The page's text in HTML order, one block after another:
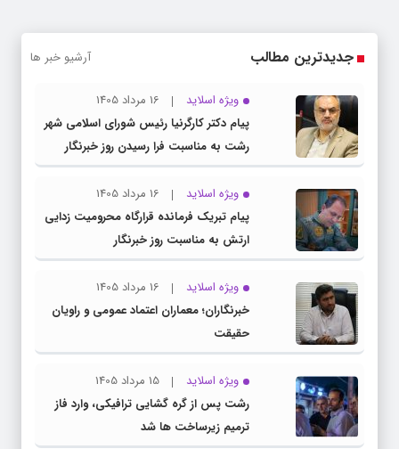
جدیدترین مطالب آرشیو خبر ها
ویژه اسلاید
16 مرداد 1405
پیام دکتر کارگرنیا رئیس شورای اسلامی شهر
رشت به مناسبت فرا رسیدن روز خبرنگار
ویژه اسلاید
16 مرداد 1405
پیام تبریک فرمانده قرارگاه محرومیت‌ زدایی
ارتش به مناسبت روز خبرنگار
ویژه اسلاید
16 مرداد 1405
خبرنگاران؛ معماران اعتماد عمومی و راویان
حقیقت
ویژه اسلاید
15 مرداد 1405
رشت پس از گره گشایی ترافیکی، وارد فاز
ترمیم زیرساخت ها شد